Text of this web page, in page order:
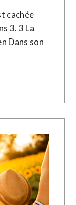
cachée
3. 3 La
Dans son